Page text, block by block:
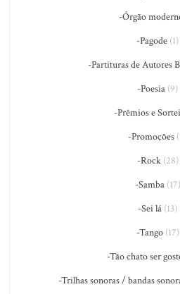
-Órgão
-Pagode (1)
-Partituras de Autores
-Poesia (9)
-Prêmios e
-Promoções
-Rock(28)
-Samba(17)
-Sei lá (13)
-Tango(17)
-Tão chato ser
-Trilhas sonoras / bandas